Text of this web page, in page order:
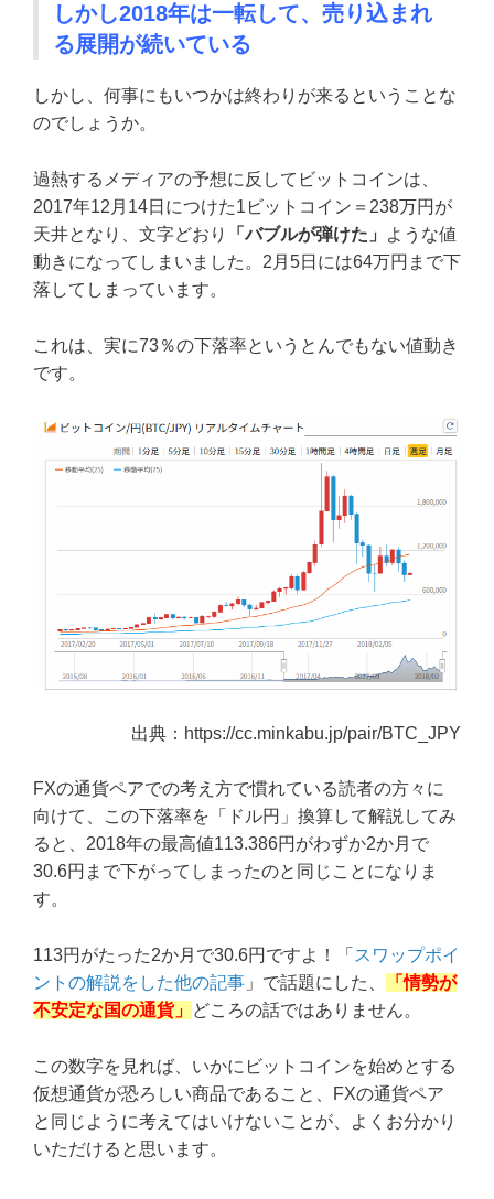
しかし2018年は一転して、売り込まれ
る展開が続いている
しかし、何事にもいつかは終わりが来るということな
のでしょうか。
過熱するメディアの予想に反してビットコインは、
2017年12月14日につけた1ビットコイン＝238万円が
天井となり、文字どおり
「バブルが弾けた」
ような値
動きになってしまいました。2月5日には64万円まで下
落してしまっています。
これは、実に73％の下落率というとんでもない値動き
です。
出典：https://cc.minkabu.jp/pair/BTC_JPY
FXの通貨ペアでの考え方で慣れている読者の方々に
向けて、この下落率を「ドル円」換算して解説してみ
ると、2018年の最高値113.386円がわずか2か月で
30.6円まで下がってしまったのと同じことになりま
す。
113円がたった2か月で30.6円ですよ！「 スワップポイ
ントの解説をした他の記事 」で話題にした、
「情勢が
不安定な国の通貨」 どころの話ではありません。
この数字を見れば、いかにビットコインを始めとする
仮想通貨が恐ろしい商品であること、FXの通貨ペア
と同じように考えてはいけないことが、よくお分かり
いただけると思います。